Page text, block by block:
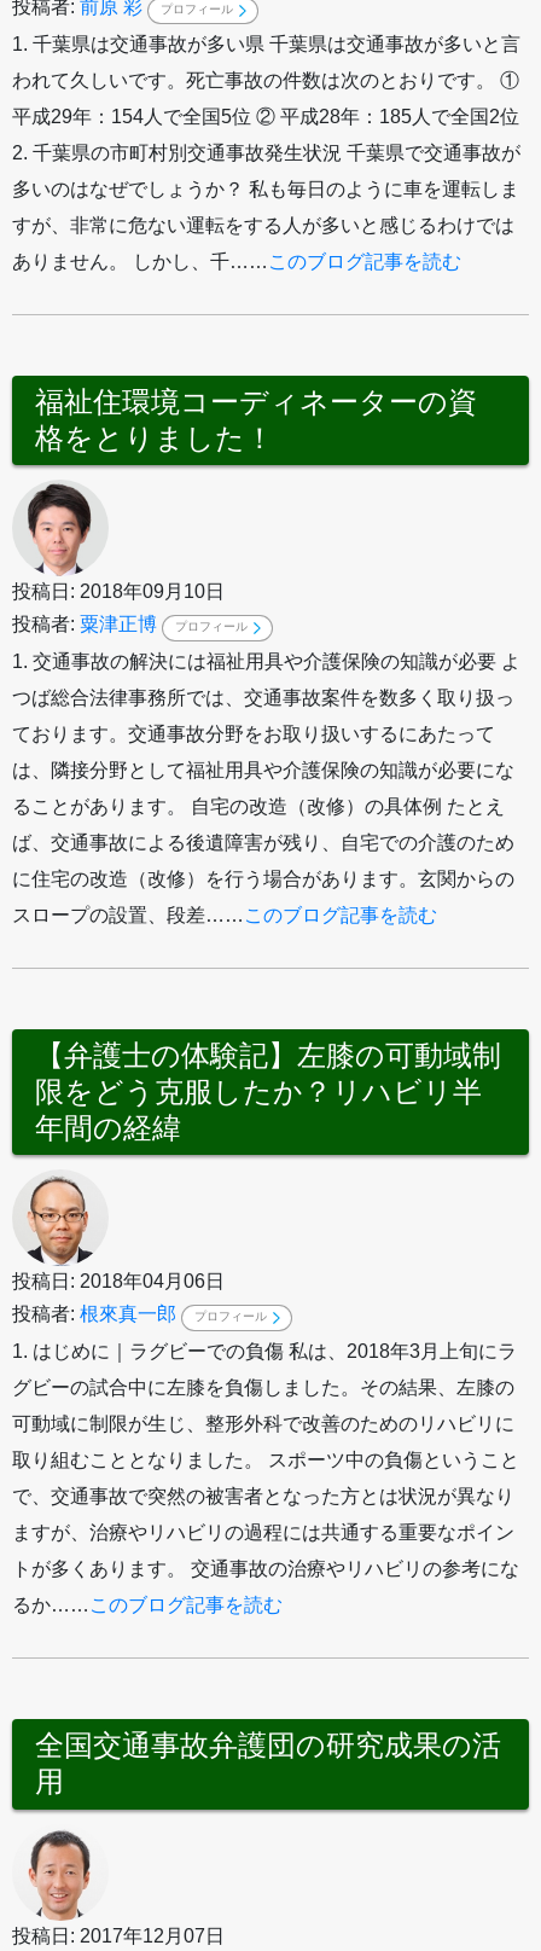
投稿者: 前原 彩 プロフィール
1. 千葉県は交通事故が多い県 千葉県は交通事故が多いと言
われて久しいです。死亡事故の件数は次のとおりです。 ①
平成29年：154人で全国5位 ② 平成28年：185人で全国2位
2. 千葉県の市町村別交通事故発生状況 千葉県で交通事故が
多いのはなぜでしょうか？ 私も毎日のように車を運転しま
すが、非常に危ない運転をする人が多いと感じるわけでは
ありません。 しかし、千…… このブログ記事を読む
福祉住環境コーディネーターの資
格をとりました！
投稿日: 2018年09月10日
投稿者: 粟津正博 プロフィール
1. 交通事故の解決には福祉用具や介護保険の知識が必要 よ
つば総合法律事務所では、交通事故案件を数多く取り扱っ
ております。交通事故分野をお取り扱いするにあたって
は、隣接分野として福祉用具や介護保険の知識が必要にな
ることがあります。 自宅の改造（改修）の具体例 たとえ
ば、交通事故による後遺障害が残り、自宅での介護のため
に住宅の改造（改修）を行う場合があります。玄関からの
スロープの設置、段差…… このブログ記事を読む
【弁護士の体験記】左膝の可動域制
限をどう克服したか？リハビリ半
年間の経緯
投稿日: 2018年04月06日
投稿者: 根來真一郎 プロフィール
1. はじめに｜ラグビーでの負傷 私は、2018年3月上旬にラ
グビーの試合中に左膝を負傷しました。その結果、左膝の
可動域に制限が生じ、整形外科で改善のためのリハビリに
取り組むこととなりました。 スポーツ中の負傷ということ
で、交通事故で突然の被害者となった方とは状況が異なり
ますが、治療やリハビリの過程には共通する重要なポイン
トが多くあります。 交通事故の治療やリハビリの参考にな
るか…… このブログ記事を読む
全国交通事故弁護団の研究成果の活
用
投稿日: 2017年12月07日